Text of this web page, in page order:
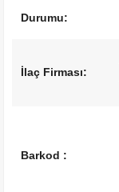
Durumu:
İlaç Firması:
Barkod :